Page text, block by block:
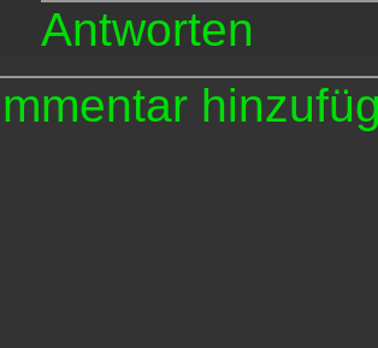
Antworten